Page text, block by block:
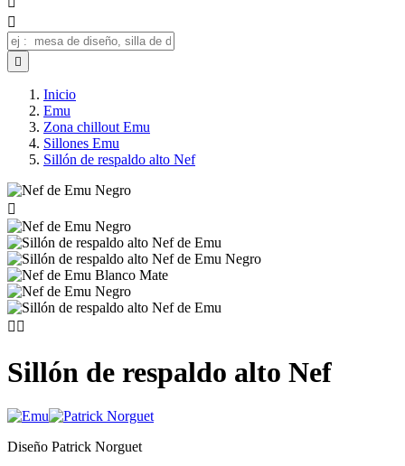


Inicio
Emu
Zona chillout Emu
Sillones Emu
Sillón de respaldo alto Nef

 
Sillón de respaldo alto Nef
Diseño Patrick Norguet